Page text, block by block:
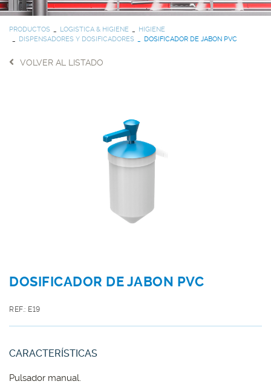
PRODUCTOS LOGISTICA & HIGIENE
HIGIENE
DISPENSADORES Y DOSIFICADORES
DOSIFICADOR DE JABON PVC
VOLVER AL LISTADO
DOSIFICADOR DE JABON PVC
REF.: E19
CARACTERÍSTICAS
Pulsador manual.